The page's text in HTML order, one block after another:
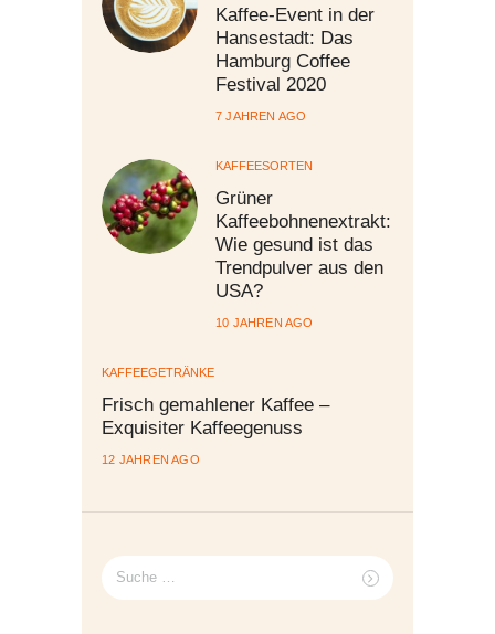
Kaffee-Event in der
Hansestadt: Das
Hamburg Coffee
Festival 2020
7 JAHREN AGO
KAFFEESORTEN
Grüner
Kaffeebohnenextrakt:
Wie gesund ist das
Trendpulver aus den
USA?
10 JAHREN AGO
KAFFEEGETRÄNKE
Frisch gemahlener Kaffee –
Exquisiter Kaffeegenuss
12 JAHREN AGO
Suche
nach: